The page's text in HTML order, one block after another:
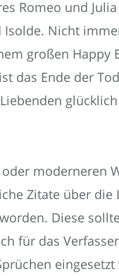
Romeo und
Isolde. Nicht
großen Happy
das Ende der
moderneren
Zitate über die
Diese
für das
eingesetzt